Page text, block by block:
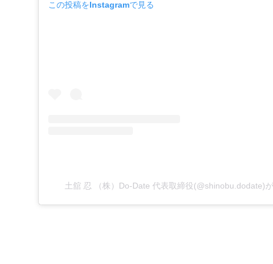
この投稿をInstagramで見る
土舘 忍 （株）Do-Date 代表取締役(@shinobu.dodate)